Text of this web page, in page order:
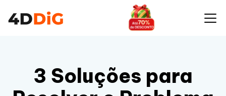
3 Soluções para